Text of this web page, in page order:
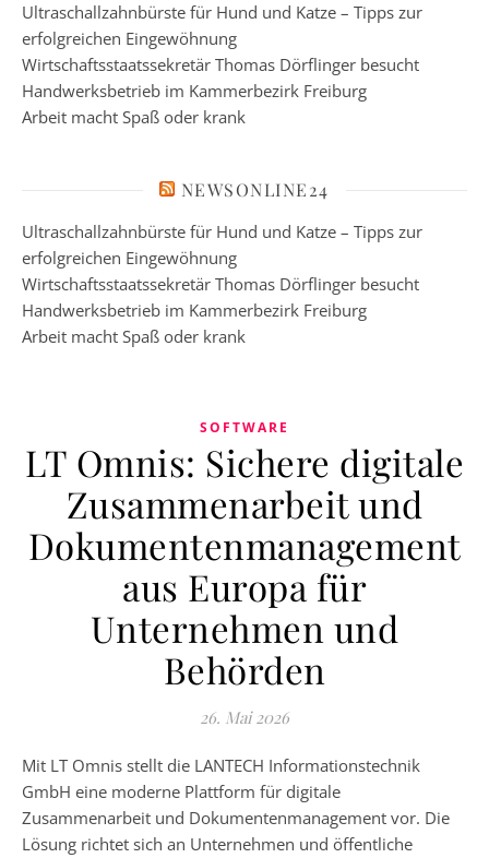
Ultraschallzahnbürste für Hund und Katze – Tipps zur
erfolgreichen Eingewöhnung
Wirtschaftsstaatssekretär Thomas Dörflinger besucht
Handwerksbetrieb im Kammerbezirk Freiburg
Arbeit macht Spaß oder krank
NEWSONLINE24
Ultraschallzahnbürste für Hund und Katze – Tipps zur
erfolgreichen Eingewöhnung
Wirtschaftsstaatssekretär Thomas Dörflinger besucht
Handwerksbetrieb im Kammerbezirk Freiburg
Arbeit macht Spaß oder krank
SOFTWARE
LT Omnis: Sichere digitale
Zusammenarbeit und
Dokumentenmanagement
aus Europa für
Unternehmen und
Behörden
26. Mai 2026
Mit LT Omnis stellt die LANTECH Informationstechnik
GmbH eine moderne Plattform für digitale
Zusammenarbeit und Dokumentenmanagement vor. Die
Lösung richtet sich an Unternehmen und öffentliche